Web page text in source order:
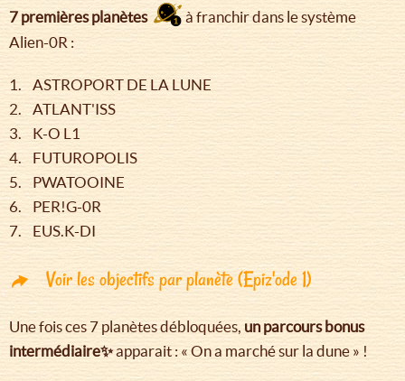
7 premières planètes
à franchir dans le système
Alien-0R :
1. ASTROPORT DE LA LUNE
2. ATLANT'ISS
3. K-O L1
4. FUTUROPOLIS
5. PWATOOINE
6. PER!G-0R
7. EUS.K-DI
Voir les objectifs par planète (Epiz'ode 1)
Une fois ces 7 planètes débloquées, un parcours bonus
intermédiaire✨apparait : « On a marché sur la dune » !